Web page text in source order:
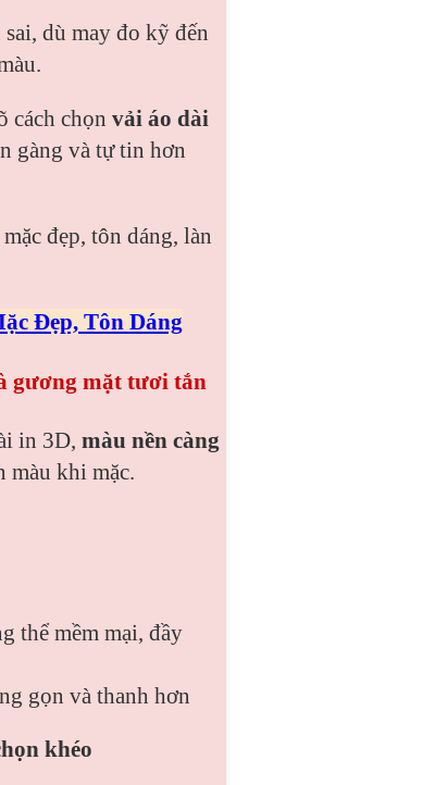
dù may đo kỹ đến
cách chọn vải áo dài
gàng và tự tin hơn
đẹp, tôn dáng, làn
Đẹp, Tôn Dáng
gương mặt tươi tắn
in 3D, màu nền càng
màu khi mặc.
thể mềm mại, đầy
gọn và thanh hơn
khéo